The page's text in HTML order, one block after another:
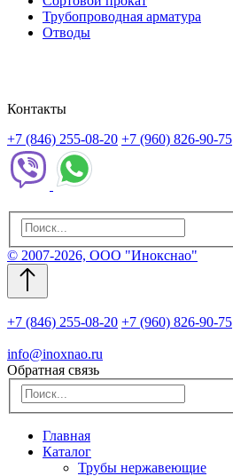
Трубопроводная арматура
Отводы
Контакты
+7 (846) 255-08-20 +7 (960) 826-90-75
© 2007-2026, ООО "Инокснао"
+7 (846) 255-08-20 +7 (960) 826-90-75
info@inoxnao.ru
Обратная связь
Главная
Каталог
Трубы нержавеющие